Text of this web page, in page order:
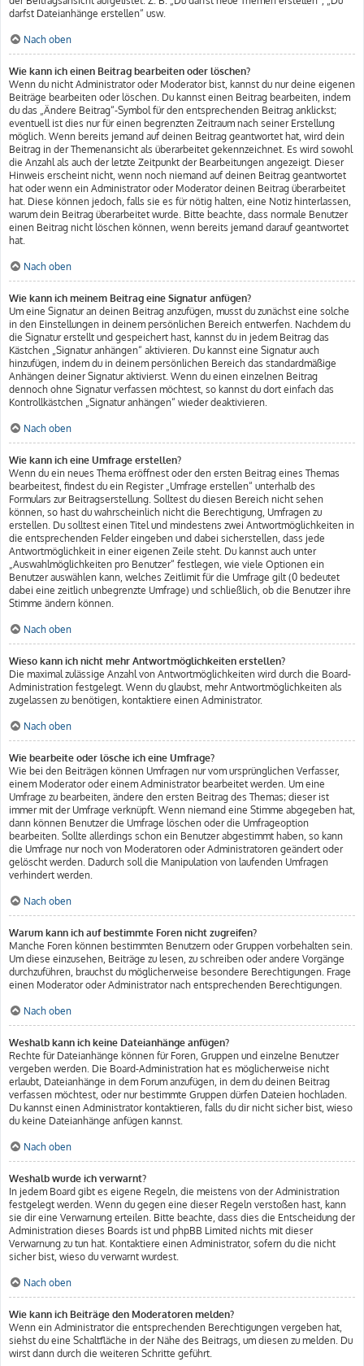
darfst Dateianhänge erstellen“ usw.
Nach oben
Wie kann ich einen Beitrag bearbeiten oder löschen?
Wenn du nicht Administrator oder Moderator bist, kannst du nur deine eigenen
Beiträge bearbeiten oder löschen. Du kannst einen Beitrag bearbeiten, indem
du das „Ändere Beitrag“-Symbol für den entsprechenden Beitrag anklickst;
eventuell ist dies nur für einen begrenzten Zeitraum nach seiner Erstellung
möglich. Wenn bereits jemand auf deinen Beitrag geantwortet hat, wird dein
Beitrag in der Themenansicht als überarbeitet gekennzeichnet. Es wird sowohl
die Anzahl als auch der letzte Zeitpunkt der Bearbeitungen angezeigt. Dieser
Hinweis erscheint nicht, wenn noch niemand auf deinen Beitrag geantwortet
hat oder wenn ein Administrator oder Moderator deinen Beitrag überarbeitet
hat. Diese können jedoch, falls sie es für nötig halten, eine Notiz hinterlassen,
warum dein Beitrag überarbeitet wurde. Bitte beachte, dass normale Benutzer
einen Beitrag nicht löschen können, wenn bereits jemand darauf geantwortet
hat.
Nach oben
Wie kann ich meinem Beitrag eine Signatur anfügen?
Um eine Signatur an deinen Beitrag anzufügen, musst du zunächst eine solche
in den Einstellungen in deinem persönlichen Bereich entwerfen. Nachdem du
die Signatur erstellt und gespeichert hast, kannst du in jedem Beitrag das
Kästchen „Signatur anhängen“ aktivieren. Du kannst eine Signatur auch
hinzufügen, indem du in deinem persönlichen Bereich das standardmäßige
Anhängen deiner Signatur aktivierst. Wenn du einen einzelnen Beitrag
dennoch ohne Signatur verfassen möchtest, so kannst du dort einfach das
Kontrollkästchen „Signatur anhängen“ wieder deaktivieren.
Nach oben
Wie kann ich eine Umfrage erstellen?
Wenn du ein neues Thema eröffnest oder den ersten Beitrag eines Themas
bearbeitest, findest du ein Register „Umfrage erstellen“ unterhalb des
Formulars zur Beitragserstellung. Solltest du diesen Bereich nicht sehen
können, so hast du wahrscheinlich nicht die Berechtigung, Umfragen zu
erstellen. Du solltest einen Titel und mindestens zwei Antwortmöglichkeiten in
die entsprechenden Felder eingeben und dabei sicherstellen, dass jede
Antwortmöglichkeit in einer eigenen Zeile steht. Du kannst auch unter
„Auswahlmöglichkeiten pro Benutzer“ festlegen, wie viele Optionen ein
Benutzer auswählen kann, welches Zeitlimit für die Umfrage gilt (0 bedeutet
dabei eine zeitlich unbegrenzte Umfrage) und schließlich, ob die Benutzer ihre
Stimme ändern können.
Nach oben
Wieso kann ich nicht mehr Antwortmöglichkeiten erstellen?
Die maximal zulässige Anzahl von Antwortmöglichkeiten wird durch die Board-
Administration festgelegt. Wenn du glaubst, mehr Antwortmöglichkeiten als
zugelassen zu benötigen, kontaktiere einen Administrator.
Nach oben
Wie bearbeite oder lösche ich eine Umfrage?
Wie bei den Beiträgen können Umfragen nur vom ursprünglichen Verfasser,
einem Moderator oder einem Administrator bearbeitet werden. Um eine
Umfrage zu bearbeiten, ändere den ersten Beitrag des Themas; dieser ist
immer mit der Umfrage verknüpft. Wenn niemand eine Stimme abgegeben hat,
dann können Benutzer die Umfrage löschen oder die Umfrageoption
bearbeiten. Sollte allerdings schon ein Benutzer abgestimmt haben, so kann
die Umfrage nur noch von Moderatoren oder Administratoren geändert oder
gelöscht werden. Dadurch soll die Manipulation von laufenden Umfragen
verhindert werden.
Nach oben
Warum kann ich auf bestimmte Foren nicht zugreifen?
Manche Foren können bestimmten Benutzern oder Gruppen vorbehalten sein.
Um diese einzusehen, Beiträge zu lesen, zu schreiben oder andere Vorgänge
durchzuführen, brauchst du möglicherweise besondere Berechtigungen. Frage
einen Moderator oder Administrator nach entsprechenden Berechtigungen.
Nach oben
Weshalb kann ich keine Dateianhänge anfügen?
Rechte für Dateianhänge können für Foren, Gruppen und einzelne Benutzer
vergeben werden. Die Board-Administration hat es möglicherweise nicht
erlaubt, Dateianhänge in dem Forum anzufügen, in dem du deinen Beitrag
verfassen möchtest, oder nur bestimmte Gruppen dürfen Dateien hochladen.
Du kannst einen Administrator kontaktieren, falls du dir nicht sicher bist, wieso
du keine Dateianhänge anfügen kannst.
Nach oben
Weshalb wurde ich verwarnt?
In jedem Board gibt es eigene Regeln, die meistens von der Administration
festgelegt werden. Wenn du gegen eine dieser Regeln verstoßen hast, kann
sie dir eine Verwarnung erteilen. Bitte beachte, dass dies die Entscheidung der
Administration dieses Boards ist und phpBB Limited nichts mit dieser
Verwarnung zu tun hat. Kontaktiere einen Administrator, sofern du die nicht
sicher bist, wieso du verwarnt wurdest.
Nach oben
Wie kann ich Beiträge den Moderatoren melden?
Wenn ein Administrator die entsprechenden Berechtigungen vergeben hat,
siehst du eine Schaltfläche in der Nähe des Beitrags, um diesen zu melden. Du
wirst dann durch die weiteren Schritte geführt.